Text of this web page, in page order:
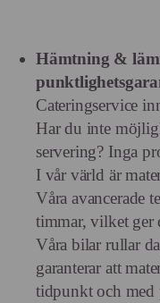
Hämtning &
Cateringservice
Har du inte
servering? Inga
I vår värld är
Våra avancerade
timmar, vilket ger
Våra bilar rullar
garanterar att
tidpunkt och med